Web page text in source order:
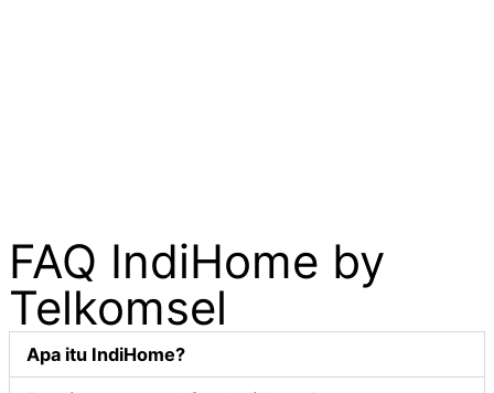
FAQ IndiHome by
Telkomsel
Apa itu IndiHome?